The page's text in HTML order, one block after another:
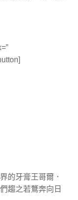
的牙膏王哥爾．
趨之若鶩奔向日